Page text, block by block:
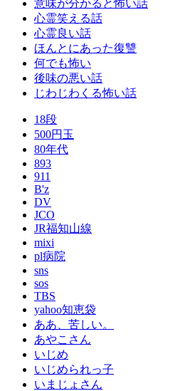
意味が分かると怖い話
心霊笑える話
心霊良い話
ほんとにあった復讐
何でも怖い
後味の悪い話
じわじわくる怖い話
18段
500円玉
80年代
893
911
B'z
DV
JCO
JR福知山線
mixi
pl病院
sns
sos
TBS
yahoo知恵袋
ああ、苦しい。
あやこさん
いじめ
いじめられっ子
いまじょさん